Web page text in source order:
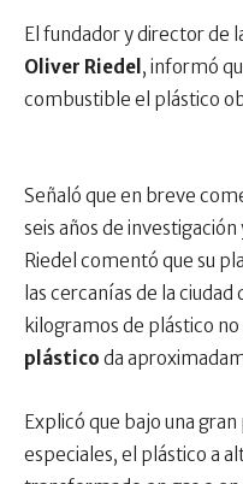
El fundador y director de
Oliver Riedel , informó
combustible el plástico
Señaló que en breve
seis años de
Riedel comentó que su
las cercanías de la
kilogramos de plástico
plástico da
Explicó que bajo una
especiales, el plástico a